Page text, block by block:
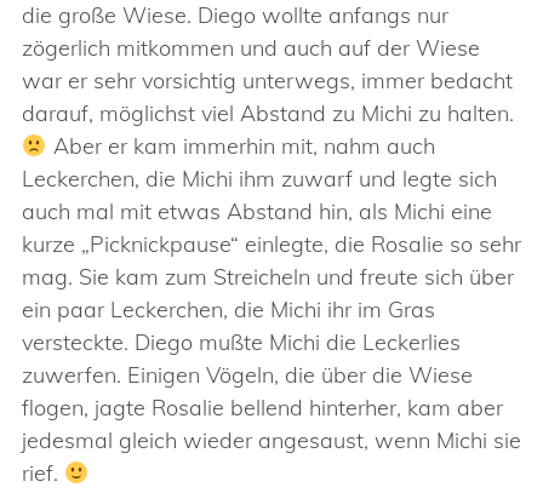
die große Wiese. Diego wollte anfangs nur
zögerlich mitkommen und auch auf der Wiese
war er sehr vorsichtig unterwegs, immer bedacht
darauf, möglichst viel Abstand zu Michi zu halten.
Aber er kam immerhin mit, nahm auch
Leckerchen, die Michi ihm zuwarf und legte sich
auch mal mit etwas Abstand hin, als Michi eine
kurze „Picknickpause“ einlegte, die Rosalie so sehr
mag. Sie kam zum Streicheln und freute sich über
ein paar Leckerchen, die Michi ihr im Gras
versteckte. Diego mußte Michi die Leckerlies
zuwerfen. Einigen Vögeln, die über die Wiese
flogen, jagte Rosalie bellend hinterher, kam aber
jedesmal gleich wieder angesaust, wenn Michi sie
rief.